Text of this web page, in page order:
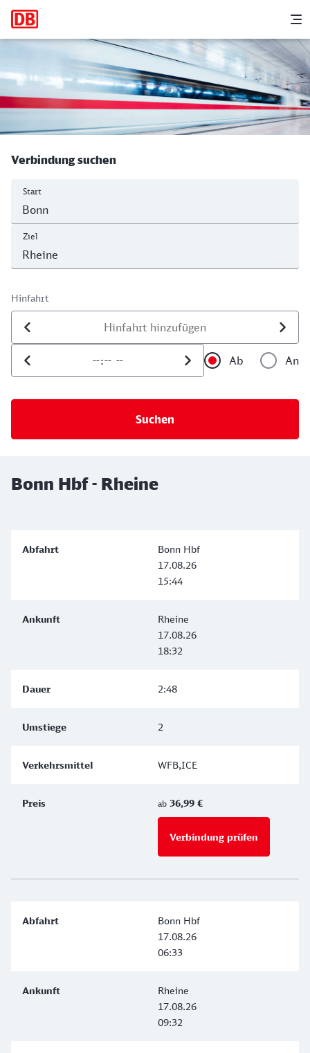
Hauptnavigation
Bonn Hbf - Rheine
Verbindung suchen
Start
Ziel
Hinfahrt
Datum der Hinfahrt
Uhrzeit der Hinfahrt
Ab
An
Bonn Hbf - Rheine
Bonn Hbf
17.08.26
15:44
Rheine
17.08.26
18:32
2:48
2
WFB,ICE
ab 36,99 €
Verbindung prüfen
Bonn Hbf
17.08.26
06:33
Rheine
17.08.26
09:32